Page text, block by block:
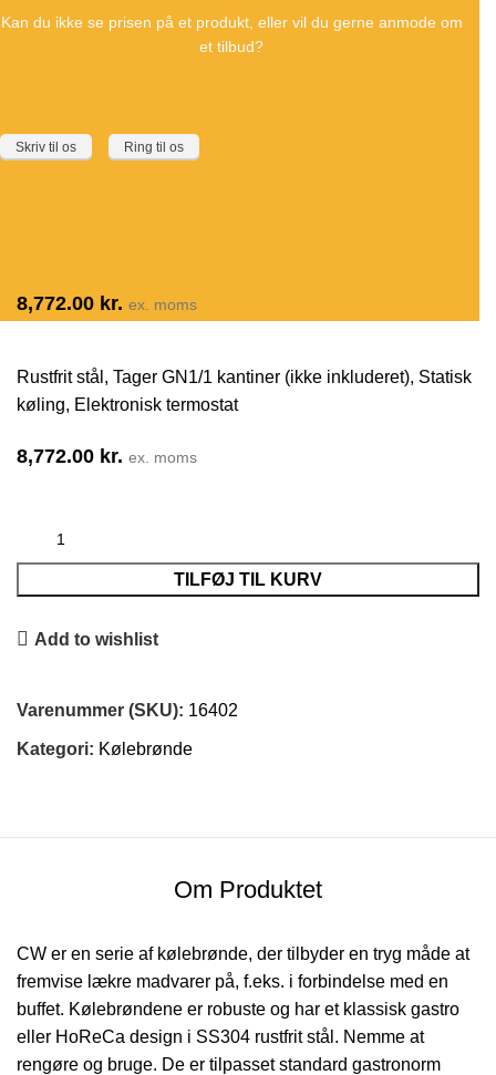
Kan du ikke se prisen på et produkt, eller vil du gerne anmode om
et tilbud?
Skriv til os Ring til os
8,772.00 kr. ex. moms
Rustfrit stål, Tager GN1/1 kantiner (ikke inkluderet), Statisk
køling, Elektronisk termostat
8,772.00 kr. ex. moms
TILFØJ TIL KURV
Add to wishlist
Varenummer (SKU): 16402
Kategori: Kølebrønde
Om Produktet
CW er en serie af kølebrønde, der tilbyder en tryg måde at
fremvise lækre madvarer på, f.eks. i forbindelse med en
buffet. Kølebrøndene er robuste og har et klassisk gastro
eller HoReCa design i SS304 rustfrit stål. Nemme at
rengøre og bruge. De er tilpasset standard gastronorm